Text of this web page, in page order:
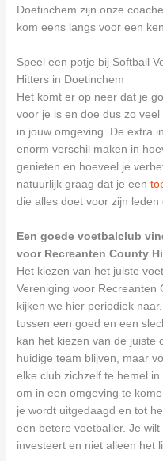
Doetinchem zijn onze
kom eens langs voor een
Speel een potje bij Softball
Hitters in Doetinchem
Het komt er op neer dat je
voor je is en doe dus zo
in jouw omgeving. De extra
enorm verschil maken in
genieten en hoeveel je
natuurlijk graag dat je een
die alles doet voor zijn
Een goede voetbalclub
voor Recreanten County
Het kiezen van het juiste
Vereniging voor Recreanten
kijken we hier periodiek
tussen een goed en een
kan het kiezen van de juiste
huidige team blijven, maar
elke club zichzelf te hemel
om in een omgeving te
je wordt uitgedaagd en tot
een betere voetballer. Je
investeert en niet alleen het